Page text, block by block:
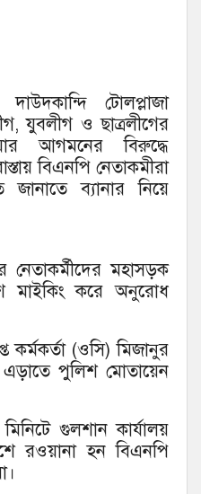
টোলপ্লাজা
যুবলীগ ও ছাত্রলীগের
আগমনের বিরুদ্ধে
বিএনপি নেতাকমীরা
জানাতে ব্যানার নিয়ে
মহাসড়ক
মাইকিং করে অনুরোধ
কর্মকর্তা (ওসি) মিজানুর
এড়াতে পুলিশ মোতায়েন
গুলশান কার্যালয়
রওয়ানা হন বিএনপি